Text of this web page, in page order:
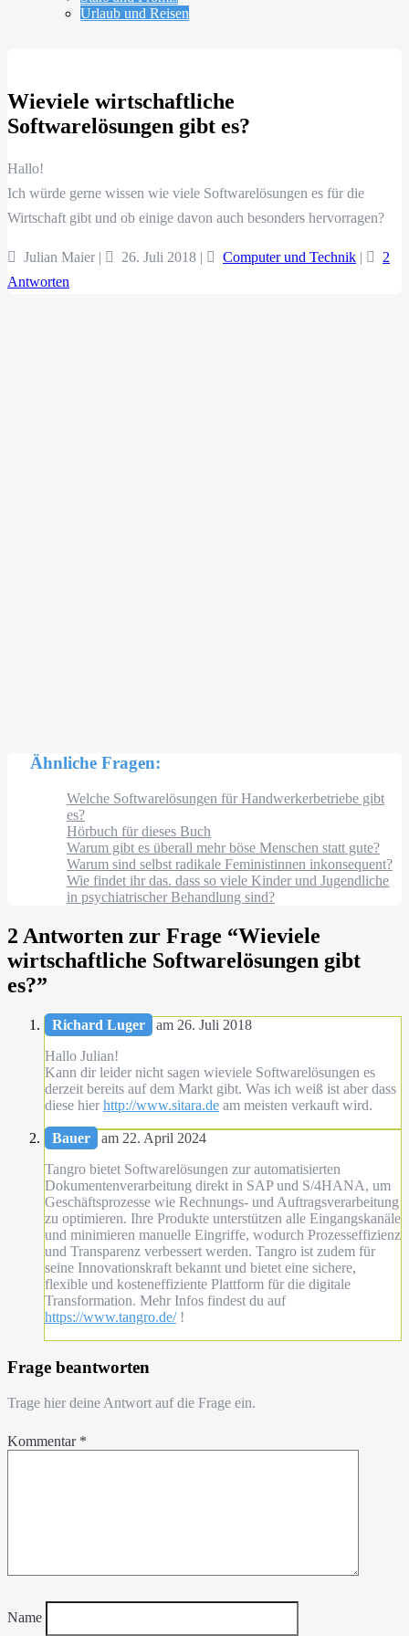
Urlaub und Reisen
Wieviele wirtschaftliche
Softwarelösungen gibt es?
Hallo!
Ich würde gerne wissen wie viele Softwarelösungen es für die
Wirtschaft gibt und ob einige davon auch besonders hervorragen?
Julian Maier | 26. Juli 2018 | Computer und Technik |
2
Antworten
Ähnliche Fragen:
Welche Softwarelösungen für Handwerkerbetriebe gibt
es?
Hörbuch für dieses Buch
Warum gibt es überall mehr böse Menschen statt gute?
Warum sind selbst radikale Feministinnen inkonsequent?
Wie findet ihr das. dass so viele Kinder und Jugendliche
in psychiatrischer Behandlung sind?
2 Antworten zur Frage “Wieviele
wirtschaftliche Softwarelösungen gibt
es?”
Richard Luger
am 26. Juli 2018
Hallo Julian!
Kann dir leider nicht sagen wieviele Softwarelösungen es
derzeit bereits auf dem Markt gibt. Was ich weiß ist aber dass
diese hier http://www.sitara.de am meisten verkauft wird.
Bauer
am 22. April 2024
Tangro bietet Softwarelösungen zur automatisierten
Dokumentenverarbeitung direkt in SAP und S/4HANA, um
Geschäftsprozesse wie Rechnungs- und Auftragsverarbeitung
zu optimieren. Ihre Produkte unterstützen alle Eingangskanäle
und minimieren manuelle Eingriffe, wodurch Prozesseffizienz
und Transparenz verbessert werden. Tangro ist zudem für
seine Innovationskraft bekannt und bietet eine sichere,
flexible und kosteneffiziente Plattform für die digitale
Transformation. Mehr Infos findest du auf
https://www.tangro.de/!
Frage beantworten
Trage hier deine Antwort auf die Frage ein.
Kommentar *
Name